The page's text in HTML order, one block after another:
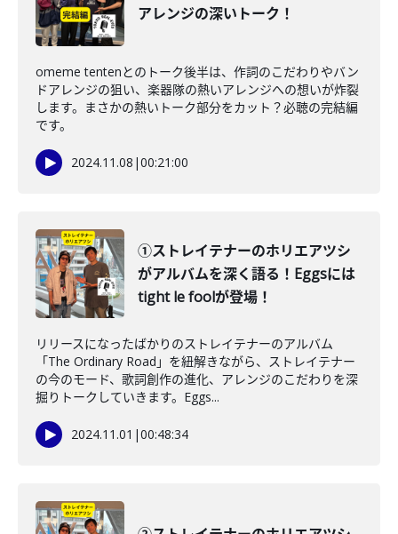
アレンジの深いトーク！
omeme tentenとのトーク後半は、作詞のこだわりやバン
ドアレンジの狙い、楽器隊の熱いアレンジへの想いが炸裂
します。まさかの熱いトーク部分をカット？必聴の完結編
です。
2024.11.08 |00:21:00
①ストレイテナーのホリエアツシ
がアルバムを深く語る！Eggsには
tight le foolが登場！
リリースになったばかりのストレイテナーのアルバム
「The Ordinary Road」を紐解きながら、ストレイテナー
の今のモード、歌詞創作の進化、アレンジのこだわりを深
掘りトークしていきます。Eggs...
2024.11.01 |00:48:34